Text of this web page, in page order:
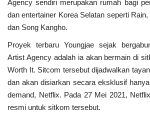
Agency sendiri merupakan rumah bagi
dan entertainer Korea Selatan seperti
dan Song Kangho.
Proyek terbaru Youngjae sejak
Artist Agency adalah ia akan bermain di
Worth It. Sitcom tersebut dijadwalkan
dan akan disiarkan secara eksklusif
demand, Netflix. Pada 27 Mei 2021,
resmi untuk sitkom tersebut.